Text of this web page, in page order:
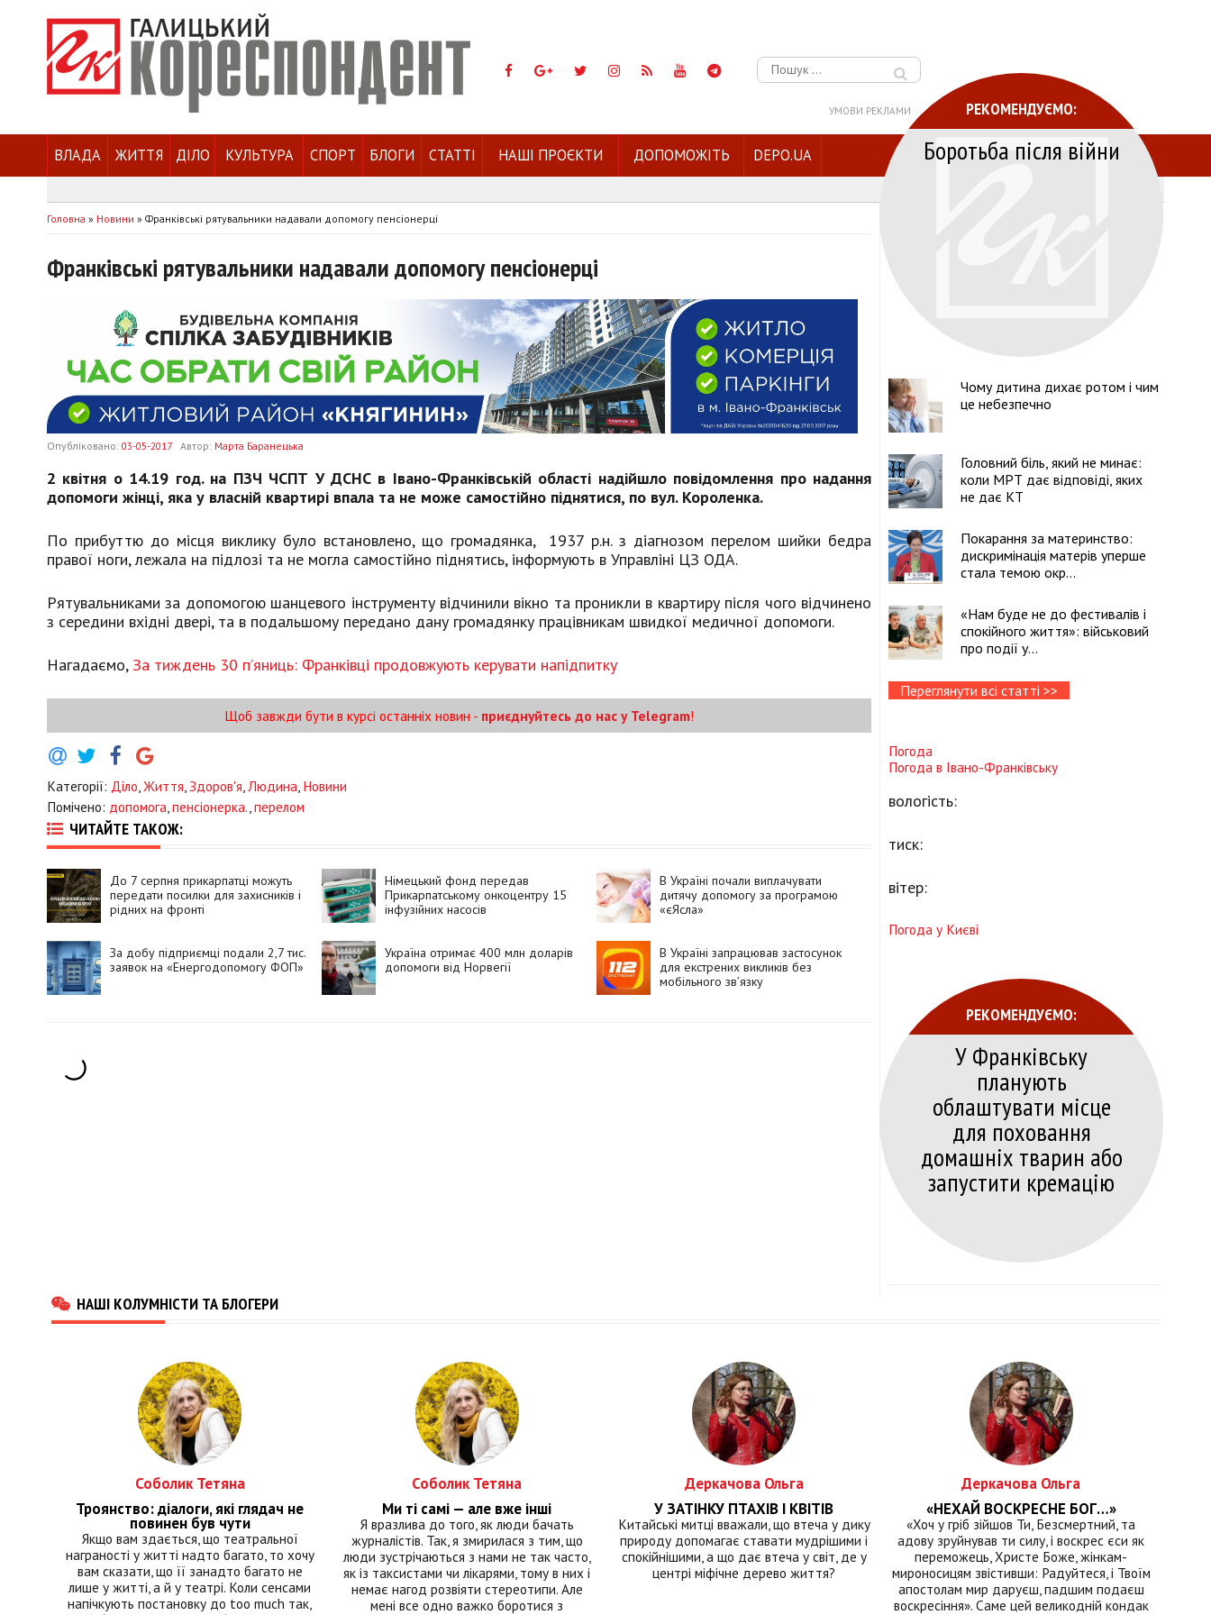
Пошук:
УМОВИ РЕКЛАМИ
ВЛАДА ЖИТТЯ ДІЛО КУЛЬТУРА СПОРТ БЛОГИ СТАТТІ НАШІ ПРОЄКТИ ДОПОМОЖІТЬ DEPO.UA
Головна » Новини » Франківські рятувальники надавали допомогу пенсіонерці
Франківські рятувальники надавали допомогу пенсіонерці
Опубліковано: 03-05-2017 Автор: Марта Баранецька
2 квітня о 14.19 год. на ПЗЧ ЧСПТ У ДСНС в Івано-Франківській області надійшло повідомлення про надання
допомоги жінці, яка у власній квартирі впала та не може самостійно піднятися, по вул. Короленка.
По прибуттю до місця виклику було встановлено, що громадянка, 1937 р.н. з діагнозом перелом шийки бедра
правої ноги, лежала на підлозі та не могла самостійно піднятись, інформують в Управліні ЦЗ ОДА.
Рятувальниками за допомогою шанцевого інструменту відчинили вікно та проникли в квартиру після чого відчинено
з середини вхідні двері, та в подальшому передано дану громадянку працівникам швидкої медичної допомоги.
Нагадаємо, За тиждень 30 п’яниць: Франківці продовжують керувати напідпитку
Щоб завжди бути в курсі останніх новин - приєднуйтесь до нас у Telegram!
Категорії: Діло,Життя, Здоров'я,Людина, Новини
Помічено: допомога,пенсіонерка.,перелом
ЧИТАЙТЕ ТАКОЖ:
До 7 серпня прикарпатці можуть
передати посилки для захисників і
рідних на фронті
Німецький фонд передав
Прикарпатському онкоцентру 15
інфузійних насосів
В Україні почали виплачувати
дитячу допомогу за програмою
«єЯсла»
За добу підприємці подали 2,7 тис.
заявок на «Енергодопомогу ФОП»
Україна отримає 400 млн доларів
допомоги від Норвегії
В Україні запрацював застосунок
для екстрених викликів без
мобільного зв’язку
РЕКОМЕНДУЄМО:
Боротьба після війни
Чому дитина дихає ротом і чим
це небезпечно
Головний біль, який не минає:
коли МРТ дає відповіді, яких
не дає КТ
Покарання за материнство:
дискримінація матерів уперше
стала темою окр...
«Нам буде не до фестивалів і
спокійного життя»: військовий
про події у...
Переглянути всі статті >>
Погода
Погода в Івано-Франківську
вологість:
тиск:
вітер:
Погода у Києві
РЕКОМЕНДУЄМО:
У Франківську
планують
облаштувати місце
для поховання
домашніх тварин або
запустити кремацію
НАШІ КОЛУМНІСТИ ТА БЛОГЕРИ
Соболик Тетяна
Троянство: діалоги, які глядач не
повинен був чути
Якщо вам здається, що театральної
награності у житті надто багато, то хочу
вам сказати, що її занадто багато не
лише у житті, а й у театрі. Коли сенсами
напічкують постановку до too much так,
Соболик Тетяна
Ми ті самі — але вже інші
Я вразлива до того, як люди бачать
журналістів. Так, я змирилася з тим, що
люди зустрічаються з нами не так часто,
як із таксистами чи лікарями, тому в них і
немає нагод розвіяти стереотипи. Але
мені все одно важко боротися з
Деркачова Ольга
У ЗАТІНКУ ПТАХІВ І КВІТІВ
Китайські митці вважали, що втеча у дику
природу допомагає ставати мудрішими і
спокійнішими, а що дає втеча у світ, де у
центрі міфічне дерево життя?
Деркачова Ольга
«НЕХАЙ ВОСКРЕСНЕ БОГ…»
«Хоч у гріб зійшов Ти, Безсмертний, та
адову зруйнував ти силу, і воскрес єси як
переможець, Христе Боже, жінкам-
мироносицям звістивши: Радуйтеся, і Твоїм
апостолам мир даруєш, падшим подаєш
воскресіння». Саме цей великодній кондак